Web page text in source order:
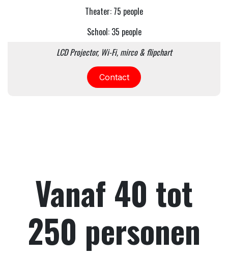
Theater: 75 people
School: 35 people
LCD Projector, Wi-Fi, mirco & flipchart
Contact
Vanaf 40 tot
250 personen